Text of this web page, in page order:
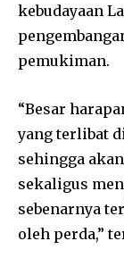
kebudayaan
pemukiman.
“Besar
yang terlibat
sehingga
sekaligus
sebenarnya
oleh perda,”